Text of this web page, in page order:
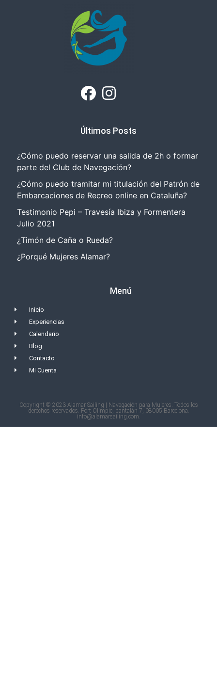
Últimos Posts
¿Cómo puedo reservar una salida de 2h o formar
parte del Club de Navegación?
¿Cómo puedo tramitar mi titulación del Patrón de
Embarcaciones de Recreo online en Cataluña?
Testimonio Pepi – Travesía Ibiza y Formentera
Julio 2021
¿Timón de Caña o Rueda?
¿Porqué Mujeres Alamar?
Menú
Inicio
Experiencias
Calendario
Blog
Contacto
Mi Cuenta
Copyright © 2023 Alamar Sailing | Navegación para Mujeres. Todos los
derechos reservados. Port Olímpic, pantalán 7, 08005 Barcelona.
info@alamarsailing.com.